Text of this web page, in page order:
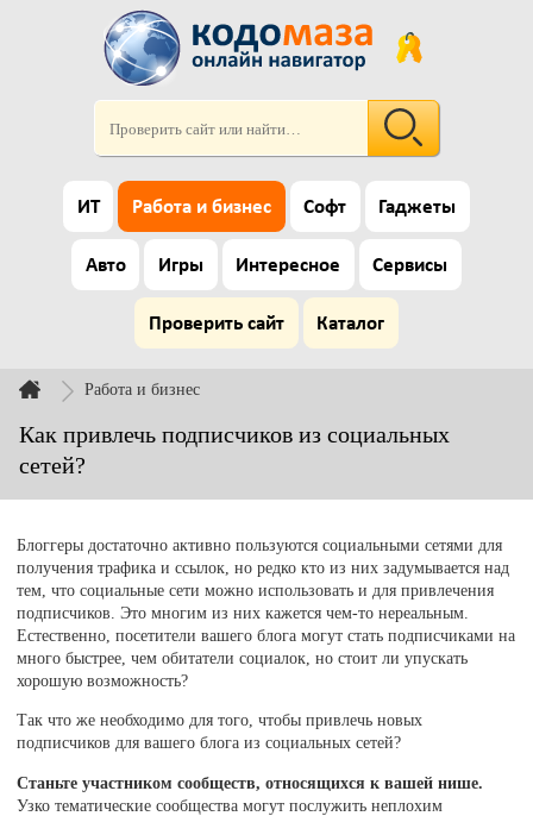
ИТ Работа и бизнес Софт Гаджеты
Авто Игры Интересное Сервисы
Проверить сайт Каталог
Работа и бизнес
Как привлечь подписчиков из социальных
сетей?
Блоггеры достаточно активно пользуются социальными сетями для
получения трафика и ссылок, но редко кто из них задумывается над
тем, что социальные сети можно использовать и для привлечения
подписчиков. Это многим из них кажется чем-то нереальным.
Естественно, посетители вашего блога могут стать подписчиками на
много быстрее, чем обитатели социалок, но стоит ли упускать
хорошую возможность?
Так что же необходимо для того, чтобы привлечь новых
подписчиков для вашего блога из социальных сетей?
Станьте участником сообществ, относящихся к вашей нише.
Узко тематические сообщества могут послужить неплохим